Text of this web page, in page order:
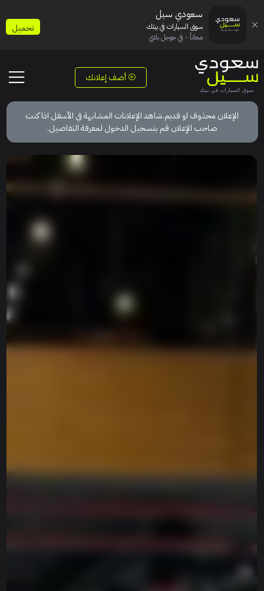
أضف إعلانك
الإعلان محذوف او قديم.شاهد الإعلانات المشابهة في الأسفل اذا كنت
صاحب الإعلان قم بتسجيل الدخول لمعرفة التفاصيل.
سعودي سيل
سوق السيارات في بيتك
مجاناً - في جوجل بلاي
تحميل